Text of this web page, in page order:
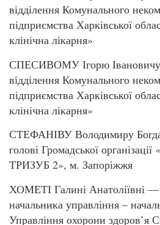
відділення Комунального
підприємства Харківської
клінічна лікарня»
СПЕСИВОМУ Ігорю Івановичу
відділення Комунального
підприємства Харківської
клінічна лікарня»
СТЕФАНІВУ Володимиру
голові Громадської
ТРИЗУБ 2», м. Запоріжжя
ХОМЕТІ Галині Анатоліївні —
начальника управління –
Управління охорони здоров’я